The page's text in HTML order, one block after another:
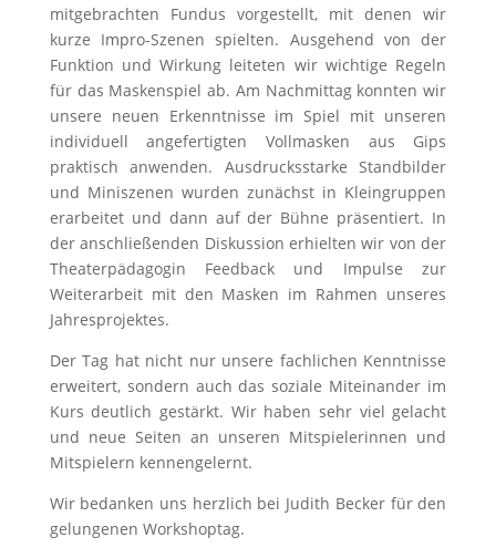
mitgebrachten Fundus vorgestellt, mit denen wir
kurze Impro-Szenen spielten. Ausgehend von der
Funktion und Wirkung leiteten wir wichtige Regeln
für das Maskenspiel ab. Am Nachmittag konnten wir
unsere neuen Erkenntnisse im Spiel mit unseren
individuell angefertigten Vollmasken aus Gips
praktisch anwenden. Ausdrucksstarke Standbilder
und Miniszenen wurden zunächst in Kleingruppen
erarbeitet und dann auf der Bühne präsentiert. In
der anschließenden Diskussion erhielten wir von der
Theaterpädagogin Feedback und Impulse zur
Weiterarbeit mit den Masken im Rahmen unseres
Jahresprojektes.
Der Tag hat nicht nur unsere fachlichen Kenntnisse
erweitert, sondern auch das soziale Miteinander im
Kurs deutlich gestärkt. Wir haben sehr viel gelacht
und neue Seiten an unseren Mitspielerinnen und
Mitspielern kennengelernt.
Wir bedanken uns herzlich bei Judith Becker für den
gelungenen Workshoptag.